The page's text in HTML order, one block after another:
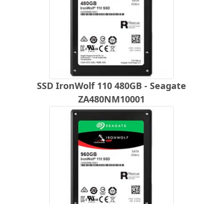
SSD IronWolf 110 480GB - Seagate
ZA480NM10001